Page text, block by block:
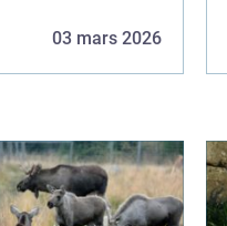
03 mars 2026